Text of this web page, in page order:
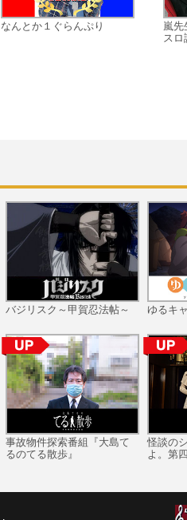
なんとか１ぐらんぷり
嵐先
スロ
バジリスク～甲賀忍法帖～
事故物件探索番組『大島て
るのてる散歩』
ゆるキ
怪談の
よ。第